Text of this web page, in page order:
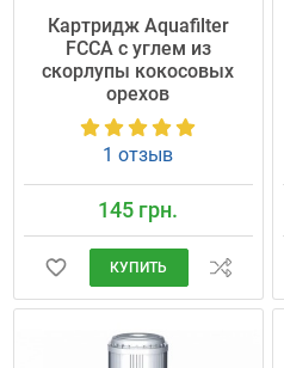
Картридж Aquafilter
FCCA с углем из
скорлупы кокосовых
орехов
1 отзыв
145 грн.
КУПИТЬ